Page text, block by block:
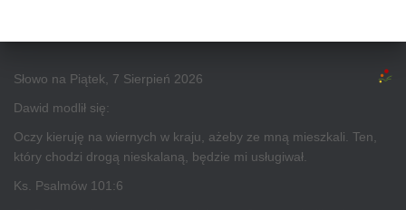
Słowo na Piątek, 7 Sierpień 2026
Dawid modlił się:
Oczy kieruję na wiernych w kraju, ażeby ze mną mieszkali. Ten,
który chodzi drogą nieskalaną, będzie mi usługiwał.
Ks. Psalmów 101:6